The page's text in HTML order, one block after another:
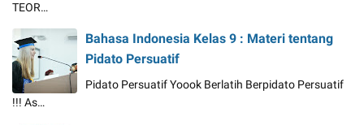
TEOR…
Bahasa Indonesia Kelas 9 : Materi tentang
Pidato Persuatif
Pidato Persuatif Yoook Berlatih Berpidato Persuatif
!!! As…